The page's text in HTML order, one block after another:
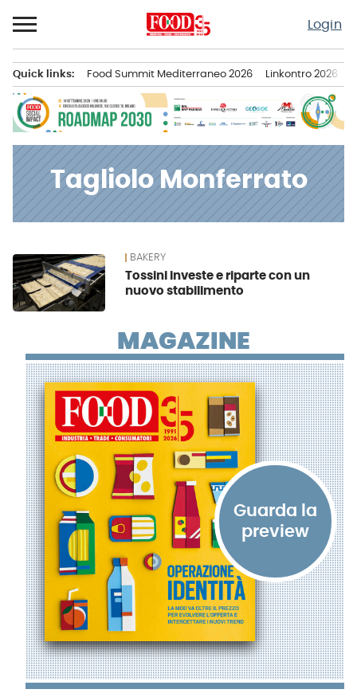
al
contenuto
Login
principale
Quick links: Food Summit Mediterraneo 2026 Linkontro 2026
Tagliolo Monferrato
News BAKERY
Tossini investe e riparte con un
nuovo stabilimento
MAGAZINE